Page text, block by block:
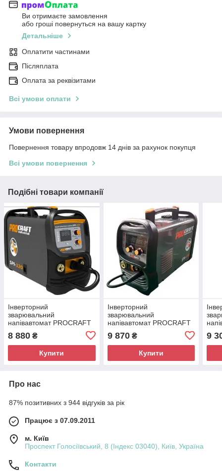
Ви отримаєте замовлення
або гроші повернуться на вашу картку
Детальніше
Оплатити частинами
Післяплата
Оплата за реквізитами
Всі умови оплати
Умови повернення
Повернення товару впродовж 14 днів за рахунок покупця
Всі умови повернення
Подібні товари компанії
Інверторний
зварювальний
напівавтомат PROCRAFT
Industrial SPI-320 (2026)
8 880 ₴
Купити
Інверторний
зварювальний
напівавтомат PROCRAFT
Industrial SPI-400 (2026)
9 870₴
Купити
9
Про нас
87% позитивних з 944 відгуків за рік
Працює з 07.09.2011
м. Київ
Проспект Голосіївський, 8 (Індекс 03040), Київ, Україна
Контакти